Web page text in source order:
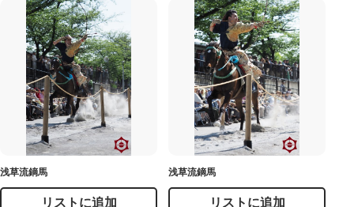
浅草流鏑馬
リストに追加
浅草流鏑馬
リストに追加